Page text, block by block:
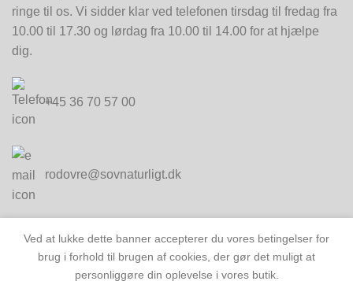
ringe til os. Vi sidder klar ved telefonen tirsdag til fredag fra
10.00 til 17.30 og lørdag fra 10.00 til 14.00 for at hjælpe
dig.
+45 36 70 57 00
rodovre@sovnaturligt.dk
Ved at lukke dette banner accepterer du vores betingelser for
brug i forhold til brugen af cookies, der gør det muligt at
personliggøre din oplevelse i vores butik.